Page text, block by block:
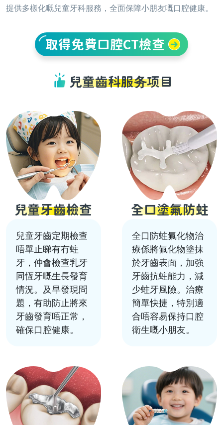
提供多樣化嘅兒童牙科服務，全面保障小朋友嘅口腔健康。
取得免費口腔CT檢查
兒童齒科服务项目
兒童牙齒檢查
兒童牙齒定期檢查
唔單止睇有冇蛀
牙，仲會檢查乳牙
同恆牙嘅生長發育
情況。及早發現問
題，有助防止將來
牙齒發育唔正常，
確保口腔健康。
全口塗氟防蛀
全口防蛀氟化物治
療係將氟化物塗抹
於牙齒表面，加強
牙齒抗蛀能力，減
少蛀牙風險。治療
簡單快捷，特別適
合唔容易保持口腔
衛生嘅小朋友。